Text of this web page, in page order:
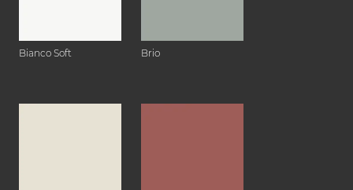
Bianco Soft Brio